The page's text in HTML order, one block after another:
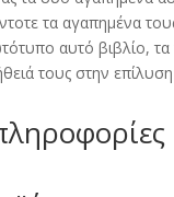
τα αγαπημένα
αυτό βιβλίο,
τους στην